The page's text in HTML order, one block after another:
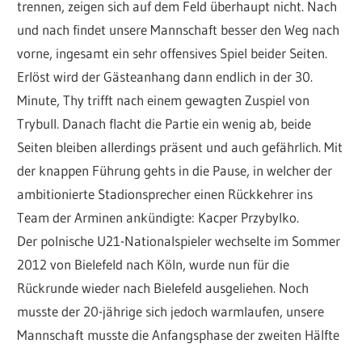
trennen, zeigen sich auf dem Feld überhaupt nicht. Nach
und nach findet unsere Mannschaft besser den Weg nach
vorne, ingesamt ein sehr offensives Spiel beider Seiten.
Erlöst wird der Gästeanhang dann endlich in der 30.
Minute, Thy trifft nach einem gewagten Zuspiel von
Trybull. Danach flacht die Partie ein wenig ab, beide
Seiten bleiben allerdings präsent und auch gefährlich. Mit
der knappen Führung gehts in die Pause, in welcher der
ambitionierte Stadionsprecher einen Rückkehrer ins
Team der Arminen ankündigte: Kacper Przybylko.
Der polnische U21-Nationalspieler wechselte im Sommer
2012 von Bielefeld nach Köln, wurde nun für die
Rückrunde wieder nach Bielefeld ausgeliehen. Noch
musste der 20-jährige sich jedoch warmlaufen, unsere
Mannschaft musste die Anfangsphase der zweiten Hälfte